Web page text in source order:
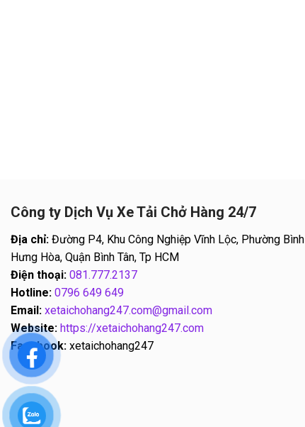
Công ty Dịch Vụ Xe Tải Chở Hàng 24/7
Địa chỉ: Đường P4, Khu Công Nghiệp Vĩnh Lộc, Phường Bình
Hưng Hòa, Quận Bình Tân, Tp HCM
Điện thoại: 081.777.2137
Hotline: 0796 649 649
Email: xetaichohang247.com@gmail.com
Website: https://xetaichohang247.com
Facebook: xetaichohang247